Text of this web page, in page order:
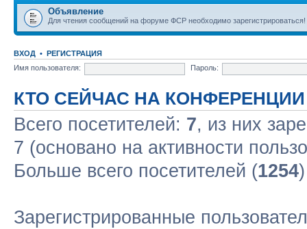
Объявление
Для чтения сообщений на форуме ФСР необходимо зарегистрироваться!
ВХОД • РЕГИСТРАЦИЯ
Имя пользователя:
Пароль:
КТО СЕЙЧАС НА КОНФЕРЕНЦИИ
Всего посетителей: 7, из них
7 (основано на активности
Больше всего посетителей (1254
Зарегистрированные